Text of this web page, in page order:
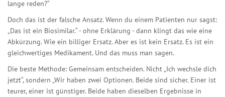
lange reden?“
Doch das ist der falsche Ansatz. Wenn du einem Patienten nur sagst:
„Das ist ein Biosimilar.“ - ohne Erklärung - dann klingt das wie eine
Abkürzung. Wie ein billiger Ersatz. Aber es ist kein Ersatz. Es ist ein
gleichwertiges Medikament. Und das muss man sagen.
Die beste Methode: Gemeinsam entscheiden. Nicht „Ich wechsle dich
jetzt“, sondern „Wir haben zwei Optionen. Beide sind sicher. Einer ist
teurer, einer ist günstiger. Beide haben dieselben Ergebnisse in